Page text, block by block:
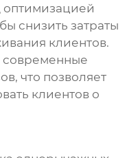
оптимизацией
снизить затраты
клиентов.
современные
что позволяет
клиентов о